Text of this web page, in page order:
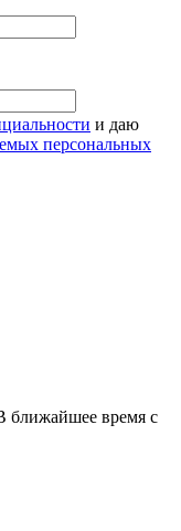
и даю
персональных
ближайшее время с